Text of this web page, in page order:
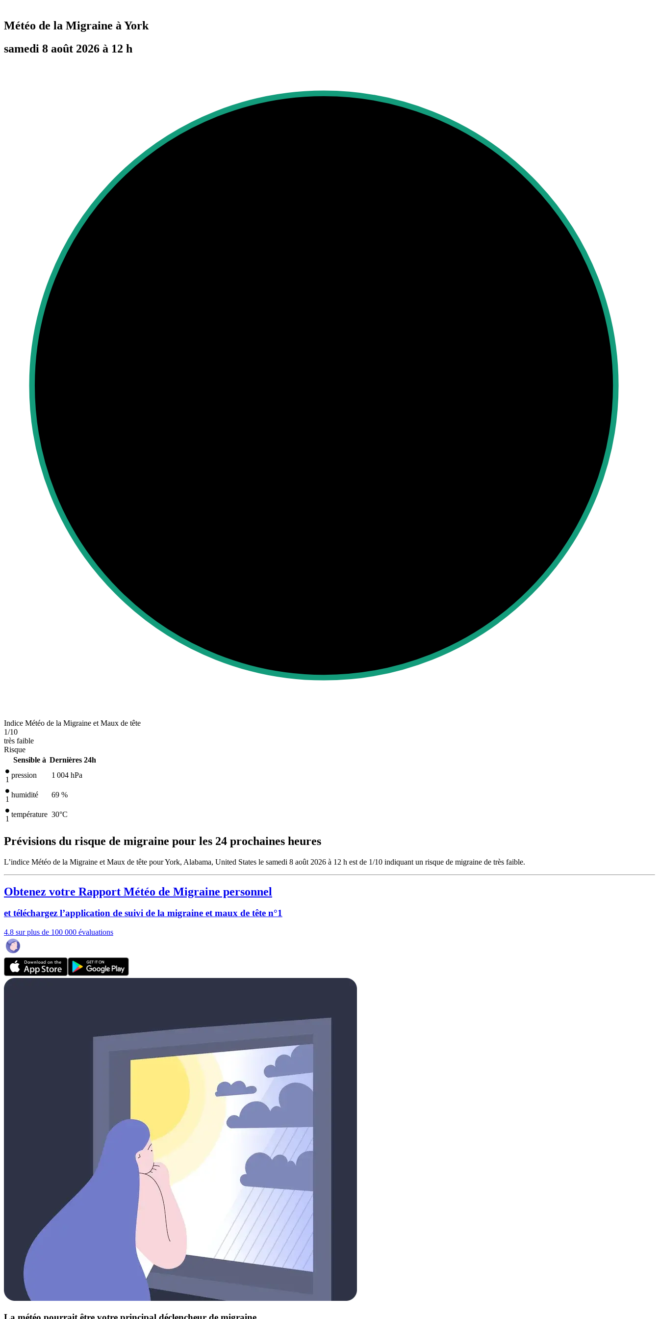
Météo de la Migraine à York
samedi 8 août 2026 à 12 h
Indice Météo de la Migraine et Maux de tête
1/10
très faible
Risque
Sensible à Dernières 24h
1
pression 1 004 hPa
1
humidité 69 %
1
température 30°C
Prévisions du risque de migraine pour les 24 prochaines heures
L’indice Météo de la Migraine et Maux de tête pour York, Alabama, United States le samedi 8 août 2026 à 12 h est de 1/10 indiquant un risque de migraine de très faible.
Obtenez votre Rapport Météo de Migraine personnel
et téléchargez l’application de suivi de la migraine et maux de tête n°1
4.8 sur plus de 100 000 évaluations